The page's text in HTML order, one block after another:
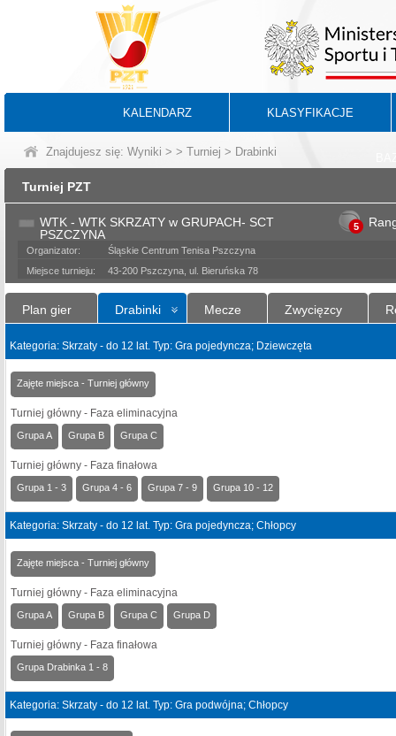
KALENDARZ KLASYFIKACJE
Znajdujesz się: Wyniki > > Turniej > Drabinki
Turniej PZT
WTK - WTK SKRZATY w GRUPACH- SCT
PSZCZYNA
5
Organizator:
Śląskie Centrum Tenisa Pszczyna
Miejsce turnieju:
43-200 Pszczyna, ul. Bieruńska 78
Plan gier Drabinki Mecze Zwycięzcy
Kategoria: Skrzaty - do 12 lat. Typ: Gra pojedyncza; Dziewczęta
Zajęte miejsca - Turniej główny
Turniej główny - Faza eliminacyjna
Grupa A Grupa B Grupa C
Turniej główny - Faza finałowa
Grupa 1 - 3 Grupa 4 - 6 Grupa 7 - 9 Grupa 10 - 12
Kategoria: Skrzaty - do 12 lat. Typ: Gra pojedyncza; Chłopcy
Zajęte miejsca - Turniej główny
Turniej główny - Faza eliminacyjna
Grupa A Grupa B Grupa C Grupa D
Turniej główny - Faza finałowa
Grupa Drabinka 1 - 8
Kategoria: Skrzaty - do 12 lat. Typ: Gra podwójna; Chłopcy